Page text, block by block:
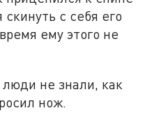
с себя его
ему этого не
не знали, как
нож.